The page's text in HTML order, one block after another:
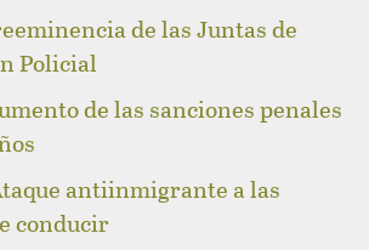
de las Juntas de
Policial
de las sanciones penales
antiinmigrante a las
conducir